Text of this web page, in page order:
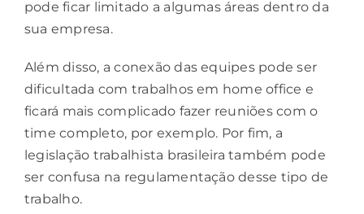
pode ficar limitado a algumas áreas dentro da
sua empresa.
Além disso, a conexão das equipes pode ser
dificultada com trabalhos em home office e
ficará mais complicado fazer reuniões com o
time completo, por exemplo. Por fim, a
legislação trabalhista brasileira também pode
ser confusa na regulamentação desse tipo de
trabalho.